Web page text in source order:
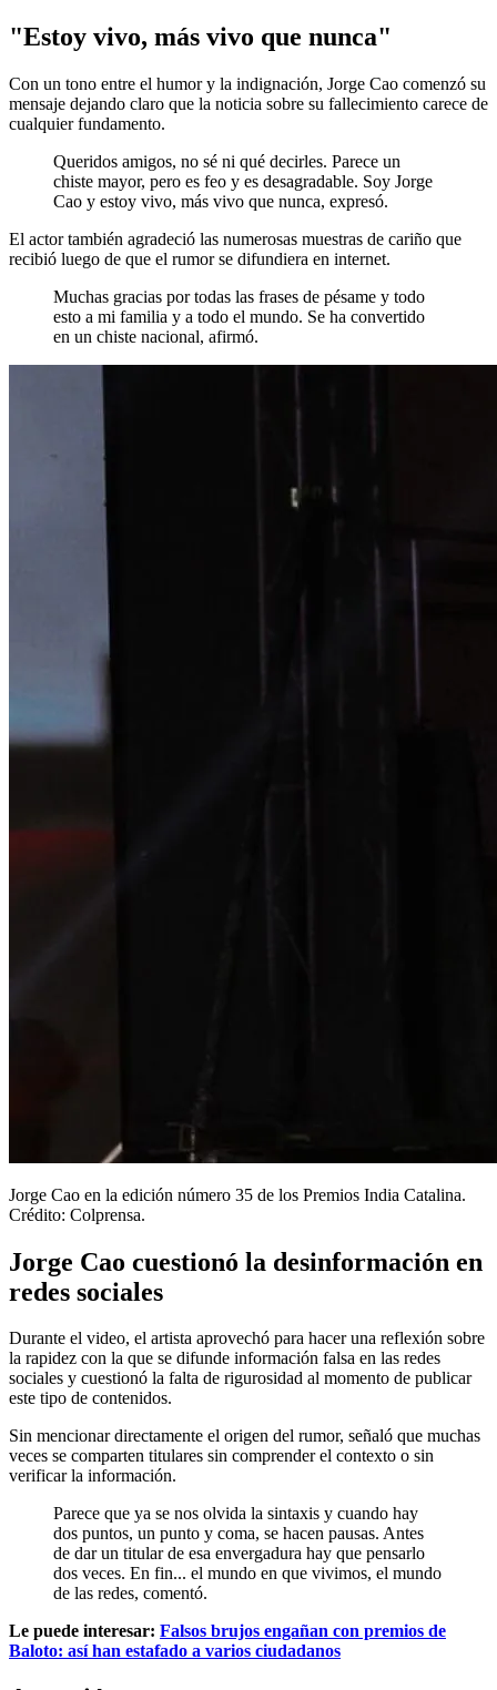
"Estoy vivo, más vivo que nunca"
Con un tono entre el humor y la indignación, Jorge Cao comenzó su
mensaje dejando claro que la noticia sobre su fallecimiento carece de
cualquier fundamento.
Queridos amigos, no sé ni qué decirles. Parece un
chiste mayor, pero es feo y es desagradable. Soy Jorge
Cao y estoy vivo, más vivo que nunca, expresó.
El actor también agradeció las numerosas muestras de cariño que
recibió luego de que el rumor se difundiera en internet.
Muchas gracias por todas las frases de pésame y todo
esto a mi familia y a todo el mundo. Se ha convertido
en un chiste nacional, afirmó.
Jorge Cao en la edición número 35 de los Premios India Catalina.
Crédito: Colprensa.
Jorge Cao cuestionó la desinformación en
redes sociales
Durante el video, el artista aprovechó para hacer una reflexión sobre
la rapidez con la que se difunde información falsa en las redes
sociales y cuestionó la falta de rigurosidad al momento de publicar
este tipo de contenidos.
Sin mencionar directamente el origen del rumor, señaló que muchas
veces se comparten titulares sin comprender el contexto o sin
verificar la información.
Parece que ya se nos olvida la sintaxis y cuando hay
dos puntos, un punto y coma, se hacen pausas. Antes
de dar un titular de esa envergadura hay que pensarlo
dos veces. En fin... el mundo en que vivimos, el mundo
de las redes, comentó.
Le puede interesar: Falsos brujos engañan con premios de
Baloto: así han estafado a varios ciudadanos